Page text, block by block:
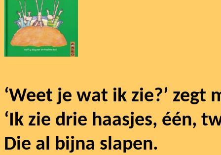
‘Weet je wat ik zie?’ zegt
‘Ik zie drie haasjes, één,
Die al bijna slapen.